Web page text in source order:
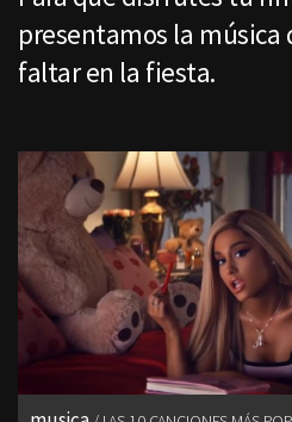
presentamos la música
faltar en la fiesta.